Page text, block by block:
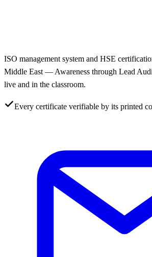
ISO management system and HSE
Middle East — Awareness through Lead
live and in the classroom.
Every certificate verifiable by its printed